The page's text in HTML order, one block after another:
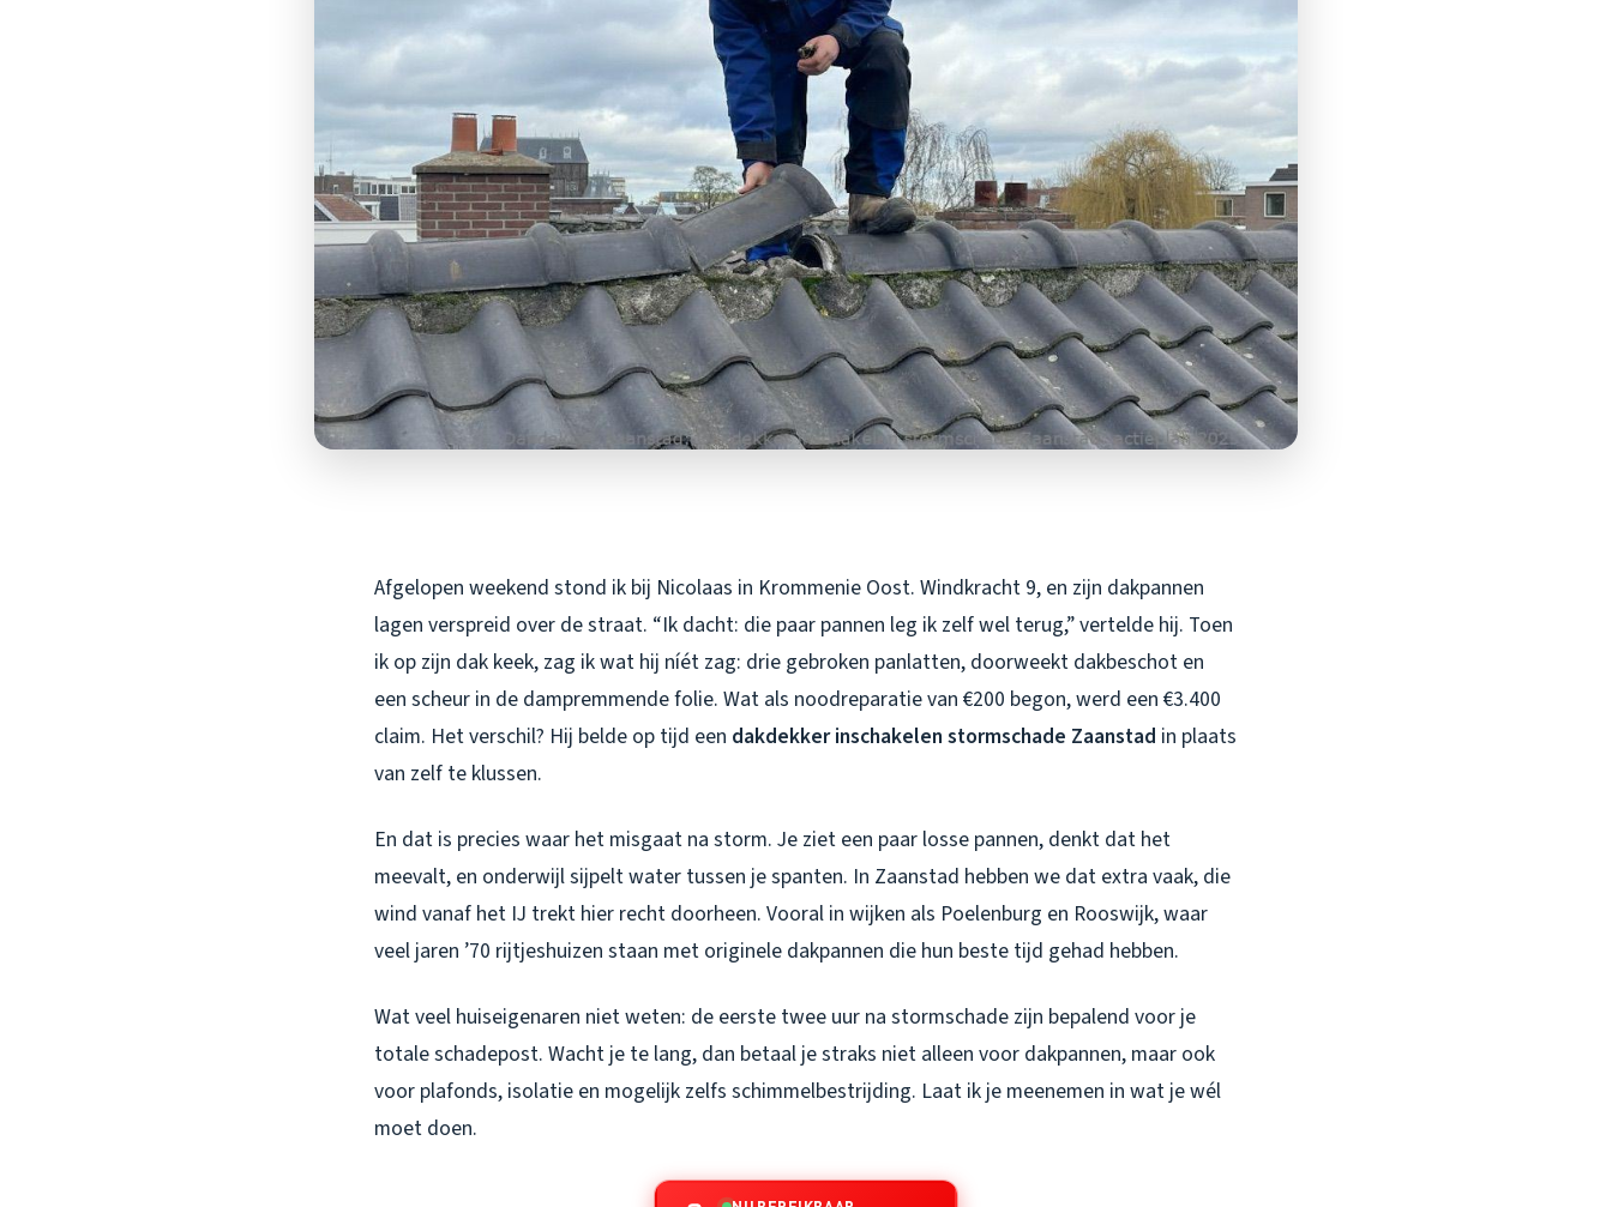
Afgelopen weekend stond ik bij Nicolaas in Krommenie Oost. Windkracht 9, en zijn dakpannen
lagen verspreid over de straat. “Ik dacht: die paar pannen leg ik zelf wel terug,” vertelde hij. Toen
ik op zijn dak keek, zag ik wat hij níét zag: drie gebroken panlatten, doorweekt dakbeschot en
een scheur in de dampremmende folie. Wat als noodreparatie van €200 begon, werd een €3.400
claim. Het verschil? Hij belde op tijd een dakdekker inschakelen stormschade Zaanstad in plaats
van zelf te klussen.
En dat is precies waar het misgaat na storm. Je ziet een paar losse pannen, denkt dat het
meevalt, en onderwijl sijpelt water tussen je spanten. In Zaanstad hebben we dat extra vaak, die
wind vanaf het IJ trekt hier recht doorheen. Vooral in wijken als Poelenburg en Rooswijk, waar
veel jaren ’70 rijtjeshuizen staan met originele dakpannen die hun beste tijd gehad hebben.
Wat veel huiseigenaren niet weten: de eerste twee uur na stormschade zijn bepalend voor je
totale schadepost. Wacht je te lang, dan betaal je straks niet alleen voor dakpannen, maar ook
voor plafonds, isolatie en mogelijk zelfs schimmelbestrijding. Laat ik je meenemen in wat je wél
moet doen.